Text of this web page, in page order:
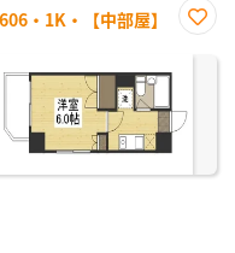
・1K・【中部屋】
に入